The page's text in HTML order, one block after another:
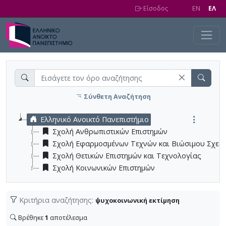
Είσοδος EN EΛ
Σύνθετη Αναζήτηση
Ελληνικό Ανοικτό Πανεπιστήμιο
Σχολή Ανθρωπιστικών Επιστημών
Σχολή Εφαρμοσμένων Τεχνών και Βιώσιμου
Σχολή Θετικών Επιστημών και Τεχνολογίας
Σχολή Κοινωνικών Επιστημών
Κριτήρια αναζήτησης: ψυχοκοινωνική εκτίμηση
Βρέθηκε1 αποτέλεσμα